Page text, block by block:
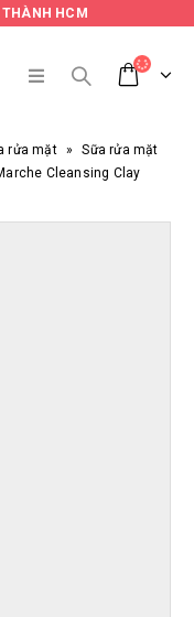
HCM
rửa mặt »
Sữa rửa mặt
Cleansing Clay